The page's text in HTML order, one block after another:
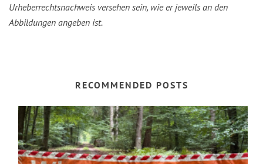
Urheberrechtsnachweis versehen sein, wie er jeweils an den
Abbildungen angeben ist.
RECOMMENDED POSTS